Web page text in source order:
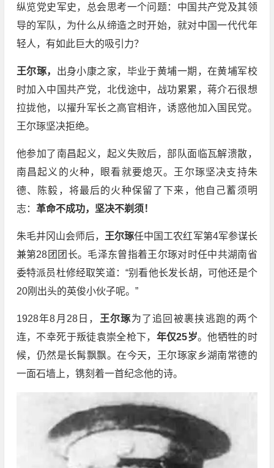
纵览党史军史，总会思考一个问题：中国共产党及其领
导的军队，为什么从缔造之时开始，就对中国一代代年
轻人，有如此巨大的吸引力？
王尔琢， 出身小康之家，毕业于黄埔一期，在黄埔军校
时加入中国共产党，北伐途中，战功累累，蒋介石很想
拉拢他，以擢升军长之高官相许，诱惑他加入国民党。
王尔琢坚决拒绝。
他参加了南昌起义，起义失败后，部队面临瓦解溃散，
南昌起义的火种，眼看就要熄灭。王尔琢坚决支持朱
德、陈毅，将最后的火种保留了下来，他自己蓄须明
志： 革命不成功，坚决不剃须！
朱毛井冈山会师后， 王尔琢任中国工农红军第4军参谋长
兼第28团团长。毛泽东曾指着王尔琢对时任中共湖南省
委特派员杜修经取笑道：“别看他长发长胡，可他还是个
20刚出头的英俊小伙子呢。”
1928年8月28日， 王尔琢为了追回被裹挟逃跑的两个
连，不幸死于叛徒袁崇全枪下， 年仅25岁。他牺牲的时
候，仍然是长髯飘飘。在今天，王尔琢家乡湖南常德的
一面石墙上，镌刻着一首纪念他的诗。